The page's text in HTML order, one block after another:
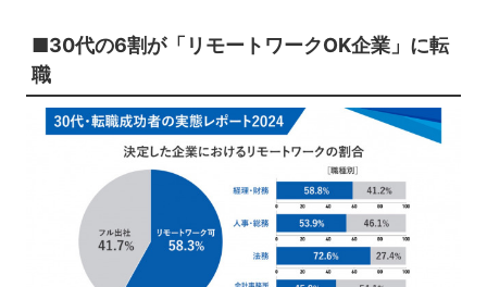
■30代の6割が「リモートワークOK企業」に転
職